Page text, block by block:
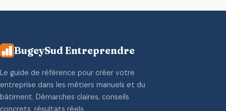
BugeySud Entreprendre
Le guide de référence pour créer votre
entreprise dans les métiers manuels et du
bâtiment. Démarches claires, conseils
concrets, résultats réels.